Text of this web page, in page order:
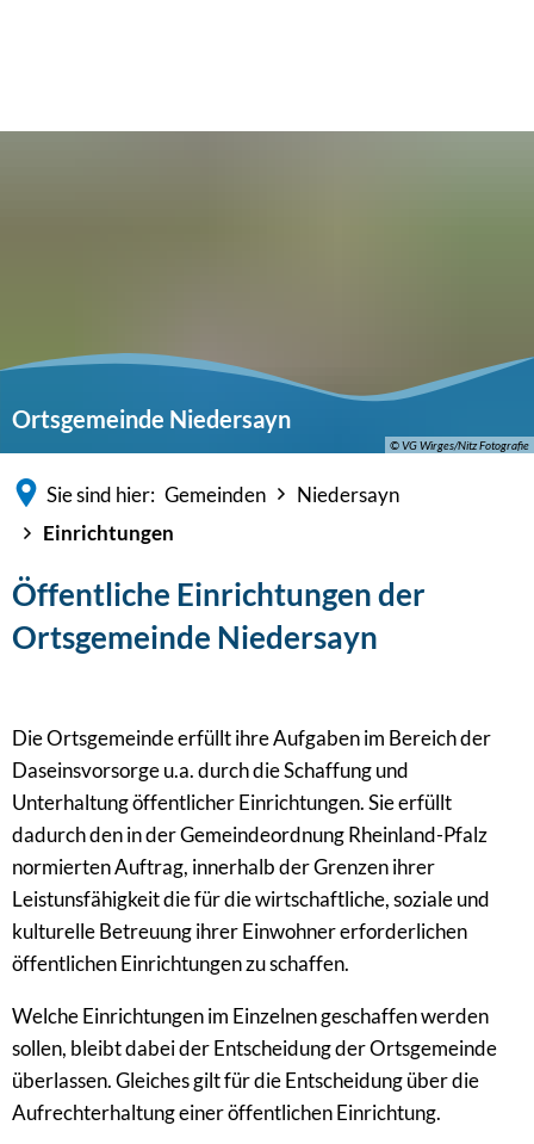
© VG Wirges/Nitz Fotografie
Ortsgemeinde Niedersayn
Sie sind hier: Gemeinden
Niedersayn
Einrichtungen
Öffentliche Einrichtungen der
Ortsgemeinde Niedersayn
Die Ortsgemeinde erfüllt ihre Aufgaben im Bereich der
Daseinsvorsorge u.a. durch die Schaffung und
Unterhaltung öffentlicher Einrichtungen. Sie erfüllt
dadurch den in der Gemeindeordnung Rheinland-Pfalz
normierten Auftrag, innerhalb der Grenzen ihrer
Leistunsfähigkeit die für die wirtschaftliche, soziale und
kulturelle Betreuung ihrer Einwohner erforderlichen
öffentlichen Einrichtungen zu schaffen.
Welche Einrichtungen im Einzelnen geschaffen werden
sollen, bleibt dabei der Entscheidung der Ortsgemeinde
überlassen. Gleiches gilt für die Entscheidung über die
Aufrechterhaltung einer öffentlichen Einrichtung.